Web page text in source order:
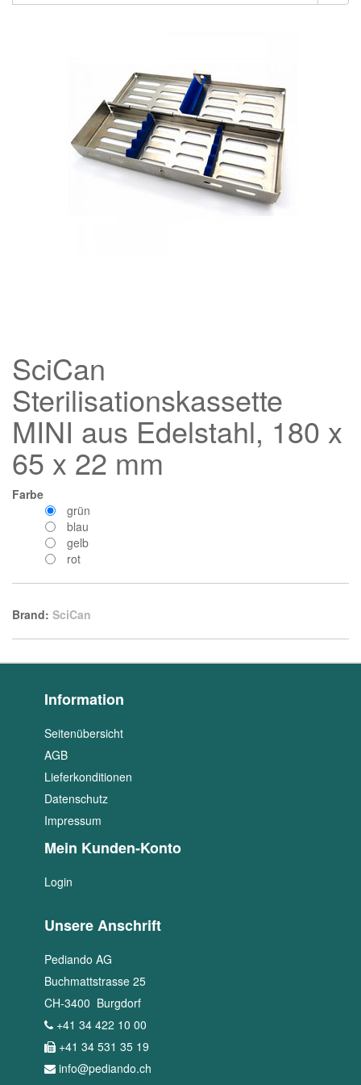
SciCan
Sterilisationskassette
MINI aus Edelstahl, 180 x
65 x 22 mm
Farbe
grün
blau
gelb
rot
Brand: SciCan
Information
Seitenübersicht
AGB
Lieferkonditionen
Datenschutz
Impressum
Mein Kunden-Konto
Login
Unsere Anschrift
Pediando AG
Buchmattstrasse 25
CH-3400 Burgdorf
+41 34 422 10 00
+41 34 531 35 19
info@pediando.ch